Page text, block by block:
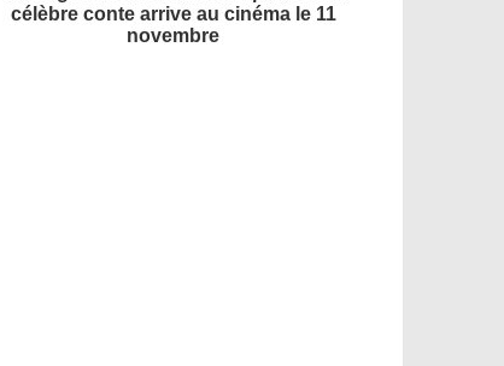
célèbre conte arrive au cinéma le 11
novembre